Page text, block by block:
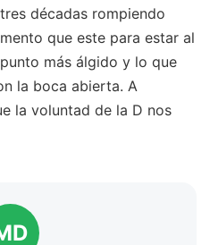
décadas rompiendo
que este para estar al
más álgido y lo que
la boca abierta. A
la voluntad de la D nos